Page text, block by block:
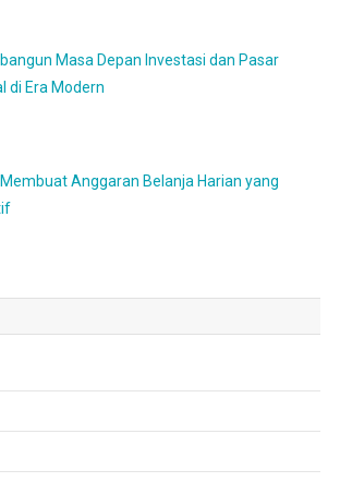
Masa Depan Investasi dan Pasar
di Era Modern
Anggaran Belanja Harian yang